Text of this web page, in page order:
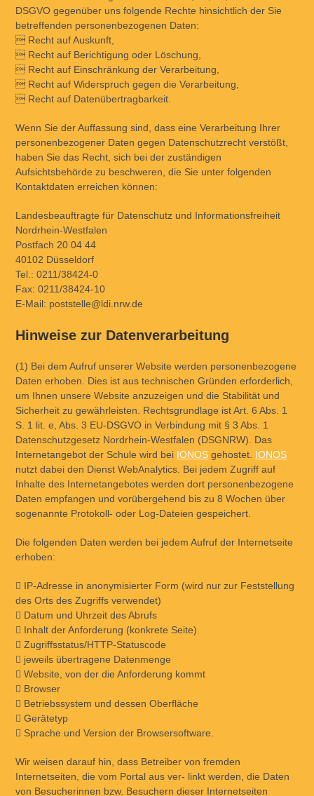
DSGVO gegenüber uns folgende Rechte hinsichtlich der Sie
betreffenden personenbezogenen Daten:
 Recht auf Auskunft,
 Recht auf Berichtigung oder Löschung,
 Recht auf Einschränkung der Verarbeitung,
 Recht auf Widerspruch gegen die Verarbeitung,
 Recht auf Datenübertragbarkeit.
Wenn Sie der Auffassung sind, dass eine Verarbeitung Ihrer
personenbezogener Daten gegen Datenschutzrecht verstößt,
haben Sie das Recht, sich bei der zuständigen
Aufsichtsbehörde zu beschweren, die Sie unter folgenden
Kontaktdaten erreichen können:
Landesbeauftragte für Datenschutz und Informationsfreiheit
Nordrhein-Westfalen
Postfach 20 04 44
40102 Düsseldorf
Tel.: 0211/38424-0
Fax: 0211/38424-10
E-Mail: poststelle@ldi.nrw.de
Hinweise zur Datenverarbeitung
(1) Bei dem Aufruf unserer Website werden personenbezogene
Daten erhoben. Dies ist aus technischen Gründen erforderlich,
um Ihnen unsere Website anzuzeigen und die Stabilität und
Sicherheit zu gewährleisten. Rechtsgrundlage ist Art. 6 Abs. 1
S. 1 lit. e, Abs. 3 EU-DSGVO in Verbindung mit § 3 Abs. 1
Datenschutzgesetz Nordrhein-Westfalen (DSGNRW). Das
Internetangebot der Schule wird bei IONOS gehostet. IONOS
nutzt dabei den Dienst WebAnalytics. Bei jedem Zugriff auf
Inhalte des Internetangebotes werden dort personenbezogene
Daten empfangen und vorübergehend bis zu 8 Wochen über
sogenannte Protokoll- oder Log-Dateien gespeichert.
Die folgenden Daten werden bei jedem Aufruf der Internetseite
erhoben:
 IP-Adresse in anonymisierter Form (wird nur zur Feststellung
des Orts des Zugriffs verwendet)
 Datum und Uhrzeit des Abrufs
 Inhalt der Anforderung (konkrete Seite)
 Zugriffsstatus/HTTP-Statuscode
 jeweils übertragene Datenmenge
 Website, von der die Anforderung kommt
 Browser
 Betriebssystem und dessen Oberfläche
 Gerätetyp
 Sprache und Version der Browsersoftware.
Wir weisen darauf hin, dass Betreiber von fremden
Internetseiten, die vom Portal aus ver- linkt werden, die Daten
von Besucherinnen bzw. Besuchern dieser Internetseiten